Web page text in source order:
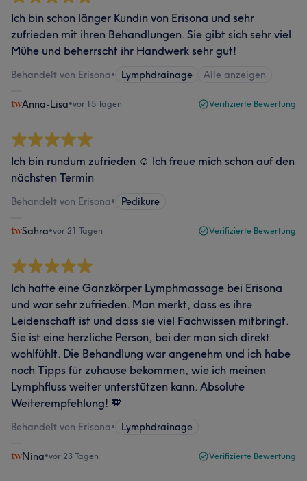
Ich bin schon länger Kundin von Erisona und sehr
zufrieden mit ihren Behandlungen. Sie gibt sich sehr viel
Mühe und beherrscht ihr Handwerk sehr gut!
Behandelt von Erisona• Lymphdrainage Alle anzeigen
Anna-Lisa•vor 15 Tagen Verifizierte Bewertung
Ich bin rundum zufrieden ☺️ Ich freue mich schon auf den
nächsten Termin
Behandelt von Erisona• Pediküre
Sahra•vor 21 Tagen Verifizierte Bewertung
Ich hatte eine Ganzkörper Lymphmassage bei Erisona
und war sehr zufrieden. Man merkt, dass es ihre
Leidenschaft ist und dass sie viel Fachwissen mitbringt.
Sie ist eine herzliche Person, bei der man sich direkt
wohlfühlt. Die Behandlung war angenehm und ich habe
noch Tipps für zuhause bekommen, wie ich meinen
Lymphfluss weiter unterstützen kann. Absolute
Weiterempfehlung! 🧡
Behandelt von Erisona• Lymphdrainage
Nina•vor 23 Tagen Verifizierte Bewertung